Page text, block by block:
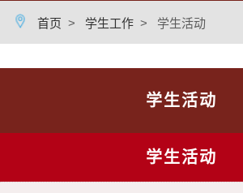
首页 > 学生工作 > 学生活动
学生活动
学生活动